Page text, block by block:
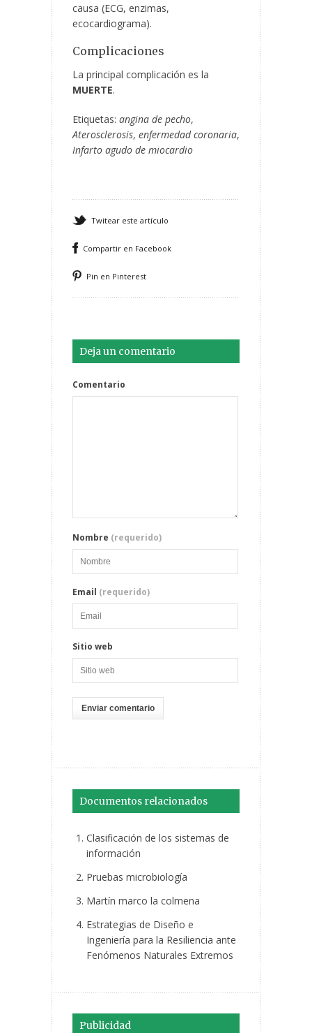
causa (ECG, enzimas,
ecocardiograma).
Complicaciones
La principal complicación es la
MUERTE.
Etiquetas: angina de pecho,
Aterosclerosis, enfermedad coronaria,
Infarto agudo de miocardio
Twitear este artículo
Compartir en Facebook
Pin en Pinterest
Deja un comentario
Comentario
Nombre (requerido)
Email (requerido)
Sitio web
Documentos relacionados
Clasificación de los sistemas de
información
Pruebas microbiología
Martín marco la colmena
Estrategias de Diseño e
Ingeniería para la Resiliencia ante
Fenómenos Naturales Extremos
Publicidad